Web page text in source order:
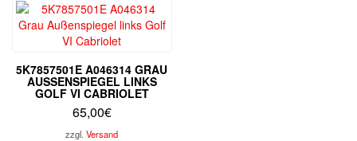
5K7857501E A046314 GRAU
AUSSENSPIEGEL LINKS G
OLF VI CABRIOLET
65,00€
zzgl.Versand